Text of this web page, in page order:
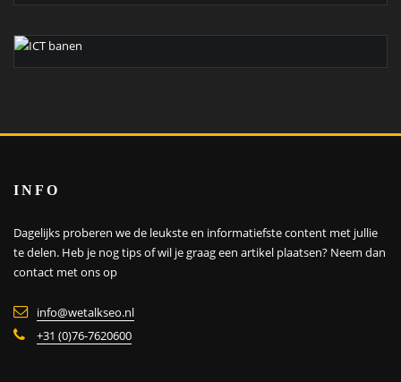
INFO
Dagelijks proberen we de leukste en informatiefste content met jullie
te delen. Heb je nog tips of wil je graag een artikel plaatsen? Neem dan
contact met ons op
info@wetalkseo.nl
+31 (0)76-7620600